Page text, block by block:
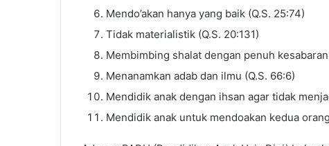
Mendo’akan hanya yang baik (Q.S. 25:74)
Tidak materialistik (Q.S. 20:131)
Membimbing shalat dengan penuh kesabaran
Menanamkan adab dan ilmu (Q.S. 66:6)
Mendidik anak dengan ihsan agar tidak
Mendidik anak untuk mendoakan kedua